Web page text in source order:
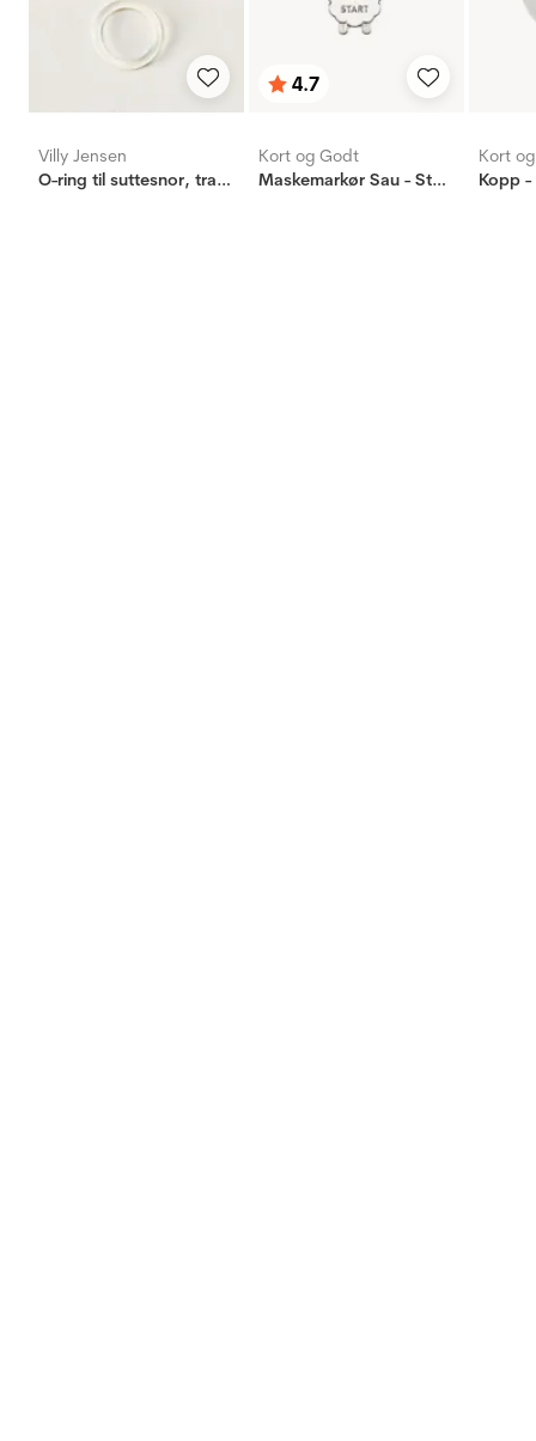
Villy Jensen
O-ring til suttesnor, transparent
Vurdering:
4.7
ud af 5 stjerner
Kort og Godt
Maskemarkør Sau - Start - Hvit
Kort
Kopp